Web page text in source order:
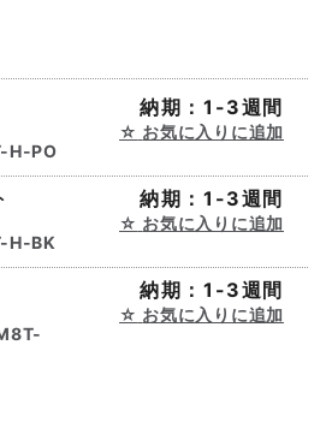
納期：1-3週間
H-PO
お気に入りに追加
納期：1-3週間
H-BK
お気に入りに追加
納期：1-3週間
お気に入りに追加